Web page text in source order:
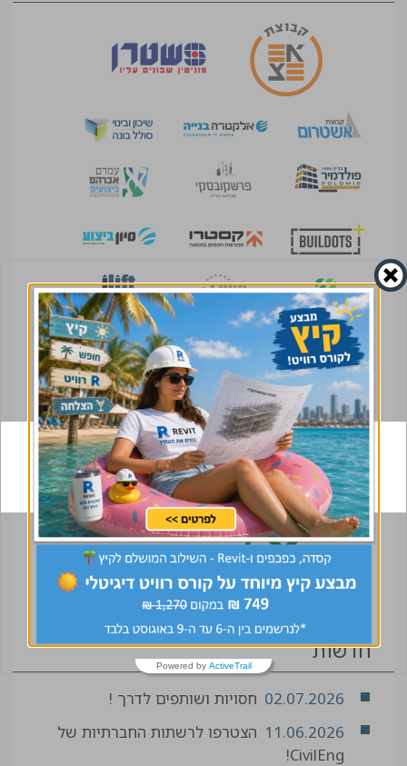
מתחמי חברות
חדשות
02.07.2026 חסויות ושותפים לדרך !
11.06.2026 הצטרפו לרשתות החברתיות של
CivilEng!
Powered by ActiveTrail